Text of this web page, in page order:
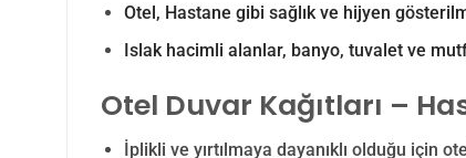
Otel, Hastane gibi sağlık ve hijyen
Islak hacimli alanlar, banyo, tuvalet ve
Otel Duvar Kağıtları –
İplikli ve yırtılmaya dayanıklı olduğu için